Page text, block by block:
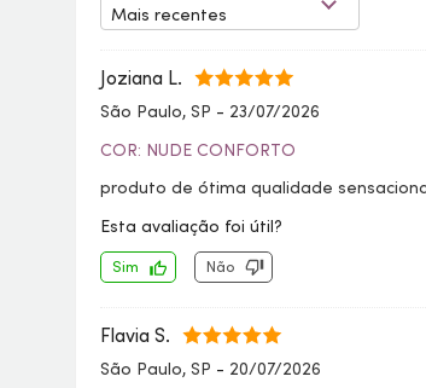
Mais recentes
Joziana L.
São Paulo, SP - 23/07/2026
COR: NUDE CONFORTO
produto de ótima qualidade
Esta avaliação foi útil?
Sim Não
Flavia S.
São Paulo, SP - 20/07/2026